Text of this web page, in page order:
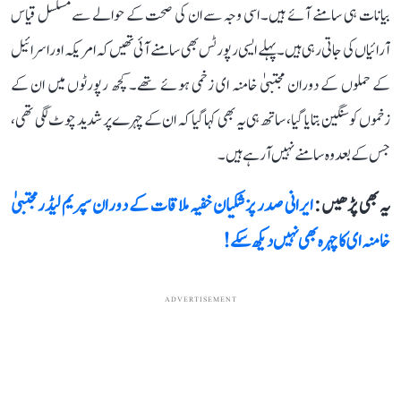
بیانات ہی سامنے آئے ہیں۔ اسی وجہ سے ان کی صحت کے حوالے سے مسلسل قیاس
آرائیاں کی جاتی رہی ہیں۔ پہلے ایسی رپورٹس بھی سامنے آئی تھیں کہ امریکہ اور اسرائیل
کے حملوں کے دوران مجتبیٰ خامنہ ای زخمی ہوئے تھے۔ کچھ رپورٹوں میں ان کے
زخموں کو سنگین بتایا گیا، ساتھ ہی یہ بھی کہا گیا کہ ان کے چہرے پر شدید چوٹ لگی تھی،
جس کے بعد وہ سامنے نہیں آرہے ہیں۔
یہ بھی پڑھیں :ایرانی صدر پزشکیان خفیہ ملاقات کے دوران سپریم لیڈر مجتبیٰ
خامنہ ای کا چہرہ بھی نہیں دیکھ سکے!
ADVERTISEMENT